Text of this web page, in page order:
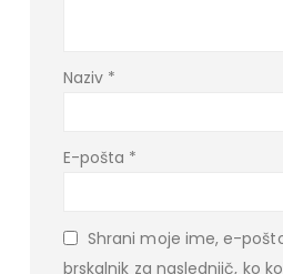
Naziv *
E-pošta *
Shrani moje ime, e-
brskalnik za naslednjič, ko